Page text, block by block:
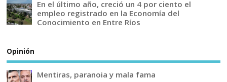
En el último año, creció un 4 por ciento el
empleo registrado en la Economía del
Conocimiento en Entre Ríos
Opinión
Mentiras, paranoia y mala fama